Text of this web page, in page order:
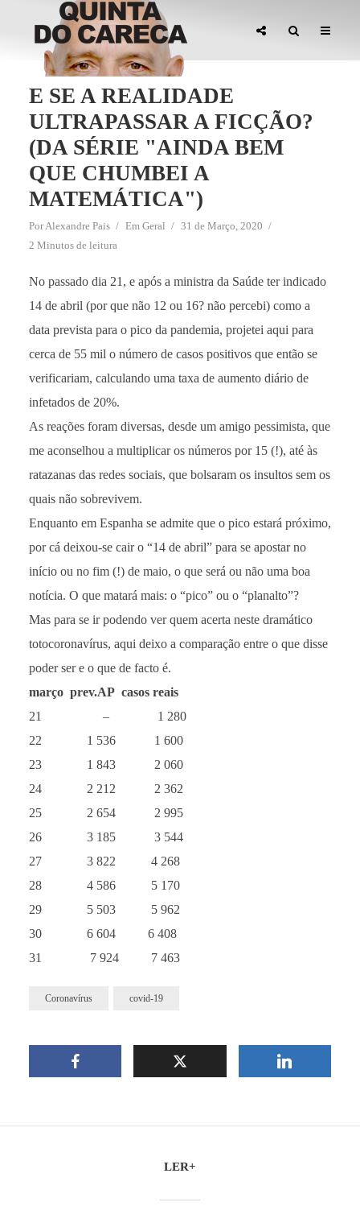
E SE A REALIDADE
ULTRAPASSAR A FICÇÃO?
(DA SÉRIE "AINDA BEM
QUE CHUMBEI A
MATEMÁTICA")
PorAlexandre Pais Em Geral
31 de Março, 2020
2 Minutos de leitura
No passado dia 21, e após a ministra da Saúde ter indicado
14 de abril (por que não 12 ou 16? não percebi) como a
data prevista para o pico da pandemia, projetei aqui para
cerca de 55 mil o número de casos positivos que então se
verificariam, calculando uma taxa de aumento diário de
infetados de 20%.
As reações foram diversas, desde um amigo pessimista, que
me aconselhou a multiplicar os números por 15 (!), até às
ratazanas das redes sociais, que bolsaram os insultos sem os
quais não sobrevivem.
Enquanto em Espanha se admite que o pico estará próximo,
por cá deixou-se cair o “14 de abril” para se apostar no
início ou no fim (!) de maio, o que será ou não uma boa
notícia. O que matará mais: o “pico” ou o “planalto”?
Mas para se ir podendo ver quem acerta neste dramático
totocoronavírus, aqui deixo a comparação entre o que disse
poder ser e o que de facto é.
março prev.AP casos reais
21 – 1 280
22 1 536 1 600
23 1 843 2 060
24 2 212 2 362
25 2 654 2 995
26 3 185 3 544
27 3 822 4 268
28 4 586 5 170
29 5 503 5 962
30 6 604 6 408
31 7 924 7 463
Coronavírus covid-19
LER+